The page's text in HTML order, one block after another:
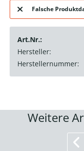
Falsche
Art.Nr.:
Hersteller:
Herstellernummer:
Weitere